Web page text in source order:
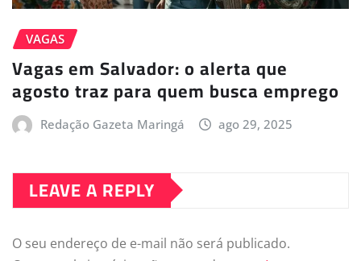
VAGAS
Vagas em Salvador: o alerta que
agosto traz para quem busca emprego
Redação Gazeta Maringá ago 29, 2025
LEAVE A REPLY
O seu endereço de e-mail não será publicado.